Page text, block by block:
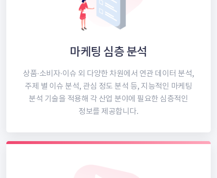
마케팅 심층 분석
상품·소비자·이슈 외 다양한 차원에서 연관 데이터 분석,
주제 별 이슈 분석, 관심 정도 분석 등, 지능적인 마케팅
분석 기술을 적용해 각 산업 분야에 필요한 심층적인
정보를 제공합니다.